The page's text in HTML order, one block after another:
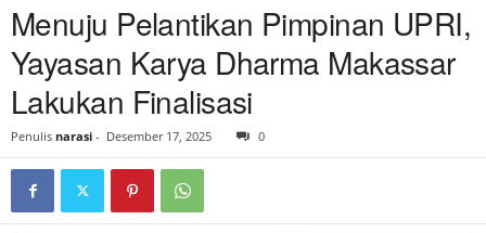
Menuju Pelantikan Pimpinan UPRI,
Yayasan Karya Dharma Makassar
Lakukan Finalisasi
Penulis narasi - Desember 17, 2025 0